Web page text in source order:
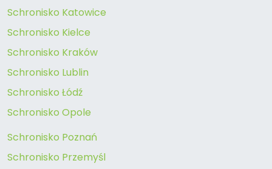
Schronisko Katowice
Schronisko Kielce
Schronisko Kraków
Schronisko Lublin
Schronisko Łódź
Schronisko Opole
Schronisko Poznań
Schronisko Przemyśl